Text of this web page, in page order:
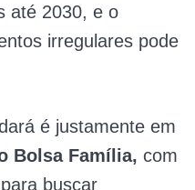
até 2030, e o
irregulares pode
é justamente em
Bolsa Família, com
buscar